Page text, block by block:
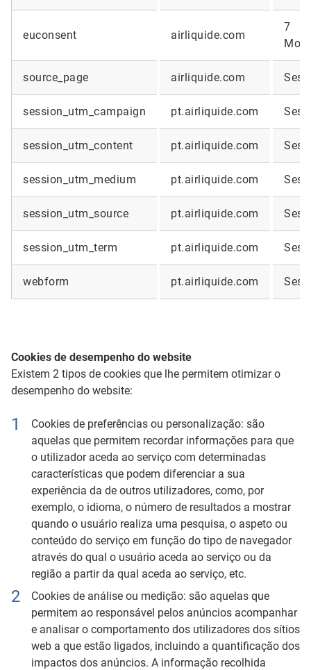
euconsent airliquide.com
7
source_page airliquide.com
session_utm_campaign pt.airliquide.com
session_utm_content pt.airliquide.com
session_utm_medium pt.airliquide.com
session_utm_source pt.airliquide.com
session_utm_term pt.airliquide.com
webform pt.airliquide.com
Cookies de desempenho do website
Existem 2 tipos de cookies que lhe permitem otimizar o
desempenho do website:
Cookies de preferências ou personalização: são
aquelas que permitem recordar informações para que
o utilizador aceda ao serviço com determinadas
características que podem diferenciar a sua
experiência da de outros utilizadores, como, por
exemplo, o idioma, o número de resultados a mostrar
quando o usuário realiza uma pesquisa, o aspeto ou
conteúdo do serviço em função do tipo de navegador
através do qual o usuário aceda ao serviço ou da
região a partir da qual aceda ao serviço, etc.
Cookies de análise ou medição: são aquelas que
permitem ao responsável pelos anúncios acompanhar
e analisar o comportamento dos utilizadores dos sítios
web a que estão ligados, incluindo a quantificação dos
impactos dos anúncios. A informação recolhida